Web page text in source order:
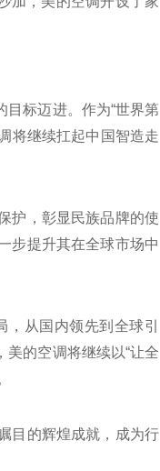
标迈进。作为“世界第
将继续扛起中国智造走
护，彰显民族品牌的使
步提升其在全球市场中
从国内领先到全球引
的空调将继续以“让全
目的辉煌成就，成为行